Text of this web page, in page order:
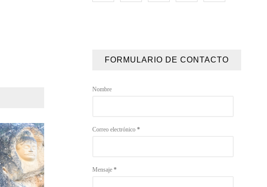
FORMULARIO DE CONTACTO
Nombre
Correo electrónico *
Mensaje *